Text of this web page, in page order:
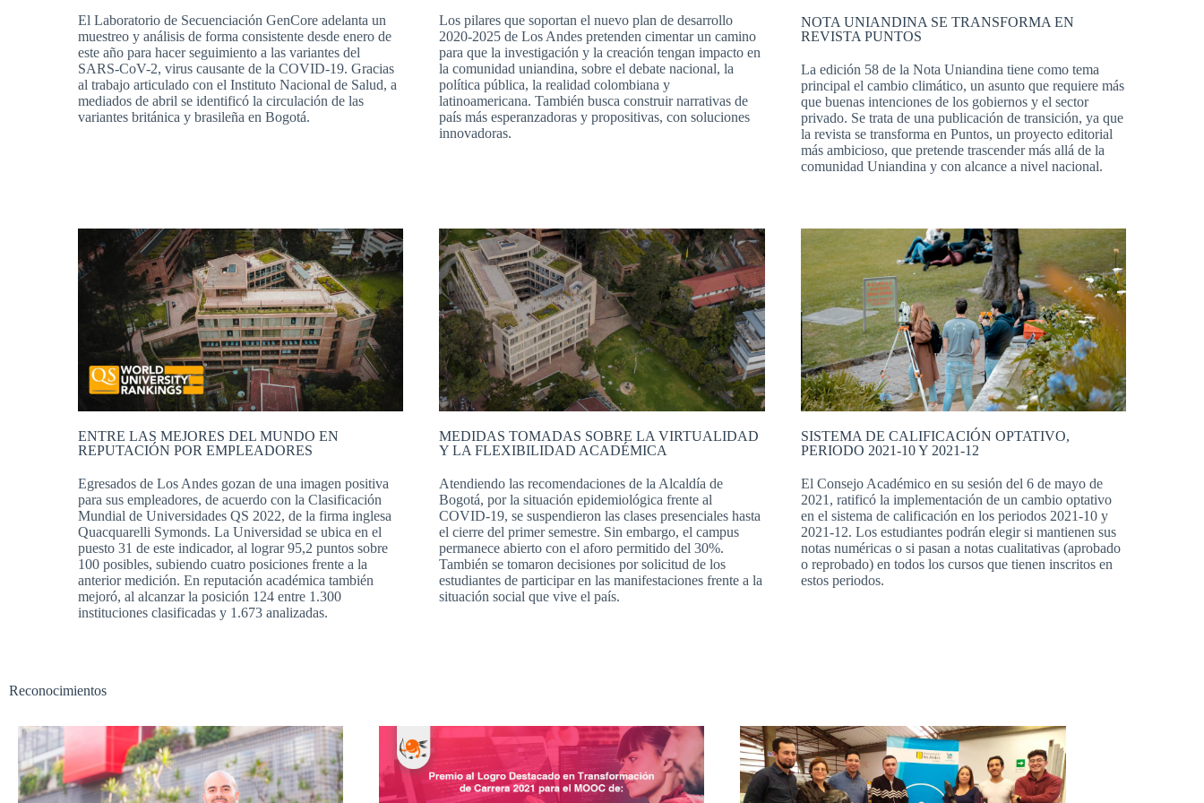
El Laboratorio de Secuenciación GenCore adelanta un
muestreo y análisis de forma consistente desde enero de
este año para hacer seguimiento a las variantes del
SARS-CoV-2, virus causante de la COVID-19. Gracias
al trabajo articulado con el Instituto Nacional de Salud, a
mediados de abril se identificó la circulación de las
variantes británica y brasileña en Bogotá.
Los pilares que soportan el nuevo plan de desarrollo
2020-2025 de Los Andes pretenden cimentar un camino
para que la investigación y la creación tengan impacto en
la comunidad uniandina, sobre el debate nacional, la
política pública, la realidad colombiana y
latinoamericana. También busca construir narrativas de
país más esperanzadoras y propositivas, con soluciones
innovadoras.
NOTA UNIANDINA SE TRANSFORMA EN
REVISTA PUNTOS
La edición 58 de la Nota Uniandina tiene como tema
principal el cambio climático, un asunto que requiere más
que buenas intenciones de los gobiernos y el sector
privado. Se trata de una publicación de transición, ya que
la revista se transforma en Puntos, un proyecto editorial
más ambicioso, que pretende trascender más allá de la
comunidad Uniandina y con alcance a nivel nacional.
ENTRE LAS MEJORES DEL MUNDO EN
REPUTACIÓN POR EMPLEADORES
Egresados de Los Andes gozan de una imagen positiva
para sus empleadores, de acuerdo con la Clasificación
Mundial de Universidades QS 2022, de la firma inglesa
Quacquarelli Symonds. La Universidad se ubica en el
puesto 31 de este indicador, al lograr 95,2 puntos sobre
100 posibles, subiendo cuatro posiciones frente a la
anterior medición. En reputación académica también
mejoró, al alcanzar la posición 124 entre 1.300
instituciones clasificadas y 1.673 analizadas.
MEDIDAS TOMADAS SOBRE LA VIRTUALIDAD
Y LA FLEXIBILIDAD ACADÉMICA
Atendiendo las recomendaciones de la Alcaldía de
Bogotá, por la situación epidemiológica frente al
COVID-19, se suspendieron las clases presenciales hasta
el cierre del primer semestre. Sin embargo, el campus
permanece abierto con el aforo permitido del 30%.
También se tomaron decisiones por solicitud de los
estudiantes de participar en las manifestaciones frente a la
situación social que vive el país.
SISTEMA DE CALIFICACIÓN OPTATIVO,
PERIODO 2021-10 Y 2021-12
El Consejo Académico en su sesión del 6 de mayo de
2021, ratificó la implementación de un cambio optativo
en el sistema de calificación en los periodos 2021-10 y
2021-12. Los estudiantes podrán elegir si mantienen sus
notas numéricas o si pasan a notas cualitativas (aprobado
o reprobado) en todos los cursos que tienen inscritos en
estos periodos.
Reconocimientos